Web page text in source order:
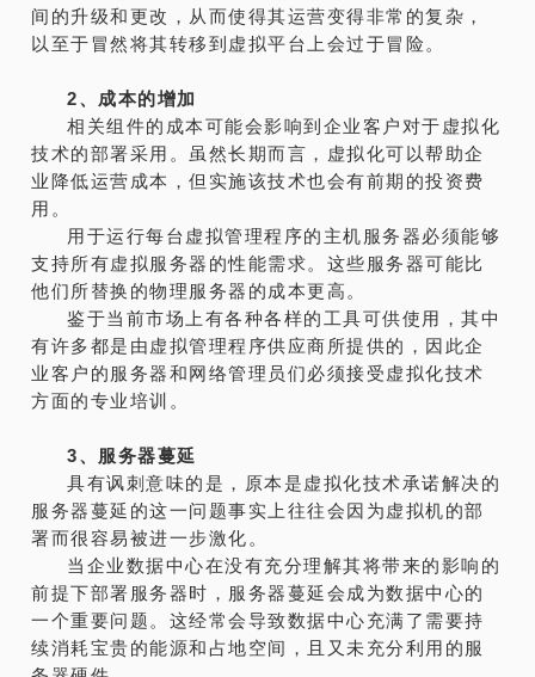
间的升级和更改，从而使得其运营变得非常的复杂，
以至于冒然将其转移到虚拟平台上会过于冒险。
2、成本的增加
相关组件的成本可能会影响到企业客户对于虚拟化
技术的部署采用。虽然长期而言，虚拟化可以帮助企
业降低运营成本，但实施该技术也会有前期的投资费
用。
用于运行每台虚拟管理程序的主机服务器必须能够
支持所有虚拟服务器的性能需求。这些服务器可能比
他们所替换的物理服务器的成本更高。
鉴于当前市场上有各种各样的工具可供使用，其中
有许多都是由虚拟管理程序供应商所提供的，因此企
业客户的服务器和网络管理员们必须接受虚拟化技术
方面的专业培训。
3、服务器蔓延
具有讽刺意味的是，原本是虚拟化技术承诺解决的
服务器蔓延的这一问题事实上往往会因为虚拟机的部
署而很容易被进一步激化。
当企业数据中心在没有充分理解其将带来的影响的
前提下部署服务器时，服务器蔓延会成为数据中心的
一个重要问题。这经常会导致数据中心充满了需要持
续消耗宝贵的能源和占地空间，且又未充分利用的服